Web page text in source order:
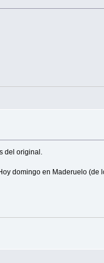
del original.
domingo en Maderuelo (de